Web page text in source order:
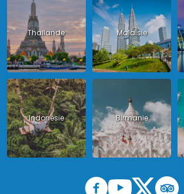
Thailande Malaisie
Indonésie Birmanie